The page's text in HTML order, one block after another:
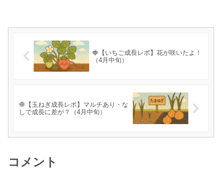
🍓【いちご成長レポ】花が咲いたよ！
（4月中旬）
🧅【玉ねぎ成長レポ】マルチあり・な
しで成長に差が？（4月中旬）
コメント